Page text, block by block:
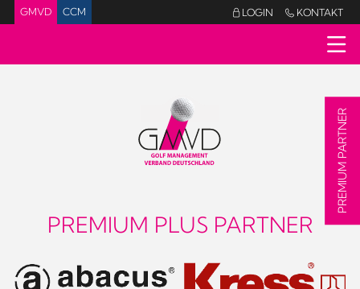
GMVD CCM LOGIN  KONTAKT
PREMIUM PLUS PARTNER
PREMIUM PARTNER